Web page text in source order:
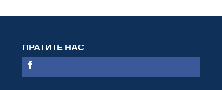
ПРАТИТЕ НАС